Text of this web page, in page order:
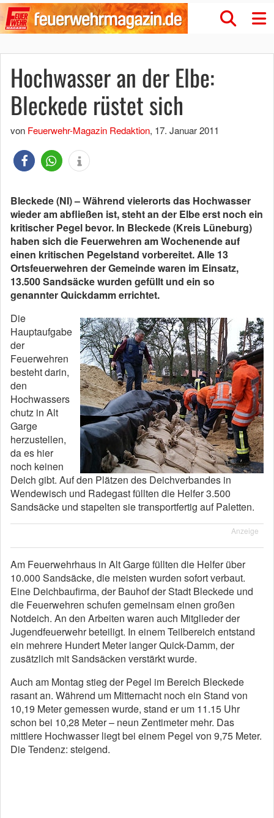
Hochwasser an der Elbe:
Bleckede rüstet sich
von Feuerwehr-Magazin Redaktion, 17. Januar 2011
Bleckede (NI) – Während vielerorts das Hochwasser
wieder am abfließen ist, steht an der Elbe erst noch ein
kritischer Pegel bevor. In Bleckede (Kreis Lüneburg)
haben sich die Feuerwehren am Wochenende auf
einen kritischen Pegelstand vorbereitet. Alle 13
Ortsfeuerwehren der Gemeinde waren im Einsatz,
13.500 Sandsäcke wurden gefüllt und ein so
genannter Quickdamm errichtet.
Die
Hauptaufgabe
der
Feuerwehren
besteht darin,
den
Hochwassers
chutz in Alt
Garge
herzustellen,
da es hier
noch keinen
Deich gibt. Auf den Plätzen des Deichverbandes in
Wendewisch und Radegast füllten die Helfer 3.500
Sandsäcke und stapelten sie transportfertig auf Paletten.
Anzeige
Am Feuerwehrhaus in Alt Garge füllten die Helfer über
10.000 Sandsäcke, die meisten wurden sofort verbaut.
Eine Deichbaufirma, der Bauhof der Stadt Bleckede und
die Feuerwehren schufen gemeinsam einen großen
Notdeich. An den Arbeiten waren auch Mitglieder der
Jugendfeuerwehr beteiligt. In einem Teilbereich entstand
ein mehrere Hundert Meter langer Quick-Damm, der
zusätzlich mit Sandsäcken verstärkt wurde.
Auch am Montag stieg der Pegel im Bereich Bleckede
rasant an. Während um Mitternacht noch ein Stand von
10,19 Meter gemessen wurde, stand er um 11.15 Uhr
schon bei 10,28 Meter – neun Zentimeter mehr. Das
mittlere Hochwasser liegt bei einem Pegel von 9,75 Meter.
Die Tendenz: steigend.